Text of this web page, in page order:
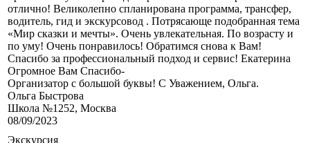
отлично! Великолепно спланирована программа, трансфер,
водитель, гид и экскурсовод . Потрясающе подобранная тема
«Мир сказки и мечты». Очень увлекательная. По возрасту и
по уму! Очень понравилось! Обратимся снова к Вам!
Спасибо за профессиональный подход и сервис! Екатерина
Огромное Вам Спасибо-
Организатор с большой буквы! С Уважением, Ольга.
Ольга Быстрова
Школа №1252, Москва
08/09/2023
Экскурсия